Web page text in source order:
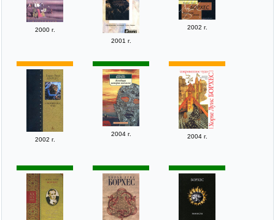
2000 г.
2001 г.
2002 г.
2002 г.
2004 г. 2004 г.